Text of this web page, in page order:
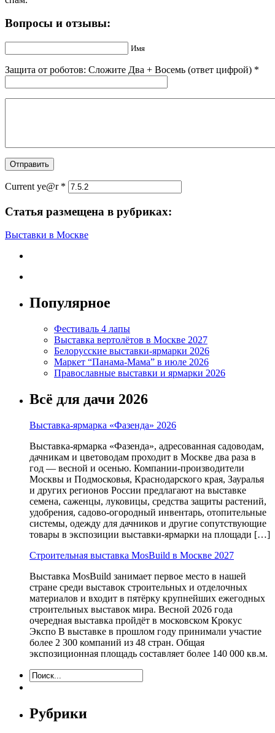
Вопросы и отзывы:
Имя
Защита от роботов: Сложите Двa + Boceмь (ответ цифрой) *
Current ye@r *
Статья размещена в рубриках:
Выставки в Москве
Популярное
Фестиваль 4 лапы
Выставка вертолётов в Москве 2027
Белорусские выставки-ярмарки 2026
Маркет “Панама-Мама” в июле 2026
Православные выставки и ярмарки 2026
Всё для дачи 2026
Выставка-ярмарка «Фазенда» 2026
Выставка-ярмарка «Фазенда», адресованная садоводам,
дачникам и цветоводам проходит в Москве два раза в
год — весной и осенью. Компании-производители
Москвы и Подмосковья, Краснодарского края, Зауралья
и других регионов России предлагают на выставке
семена, саженцы, луковицы, средства защиты растений,
удобрения, садово-огородный инвентарь, отопительные
системы, одежду для дачников и другие сопутствующие
товары в экспозиции выставки-ярмарки на площади […]
Строительная выставка MosBuild в Москве 2027
Выставка MosBuild занимает первое место в нашей
стране среди выставок строительных и отделочных
материалов и входит в пятёрку крупнейших ежегодных
строительных выставок мира. Весной 2026 года
очередная выставка пройдёт в московском Крокус
Экспо В выставке в прошлом году принимали участие
более 2 300 компаний из 48 стран. Общая
экспозиционная площадь составляет более 140 000 кв.м.
Рубрики